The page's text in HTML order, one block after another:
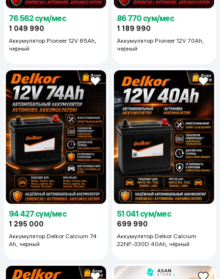
76 562 сум/мес
1 049 990
Аккумулятор Pioneer 12V 65Ah,
черный
86 770 сум/мес
1 189 990
Аккумулятор Pioneer 12V 70Ah,
черный
94 427 сум/мес
1 295 000
Аккумулятор Delkor Calcium 74
Ah, черный
51 041 сум/мес
699 990
Аккумулятор Delkor Calcium
22NF-330D 40Ah, чёрный